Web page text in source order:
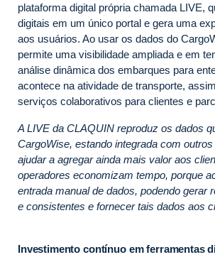
plataforma digital própria chamada LIVE,
digitais em um único portal e gera uma
aos usuários. Ao usar os dados do
permite uma visibilidade ampliada e em
análise dinâmica dos embarques para
acontece na atividade de transporte,
serviços colaborativos para clientes e
A LIVE da CLAQUIN reproduz os dados
CargoWise, estando integrada com
ajudar a agregar ainda mais valor aos
operadores economizam tempo, porque
entrada manual de dados, podendo gerar
e consistentes e fornecer tais dados aos
Investimento contínuo em ferramentas